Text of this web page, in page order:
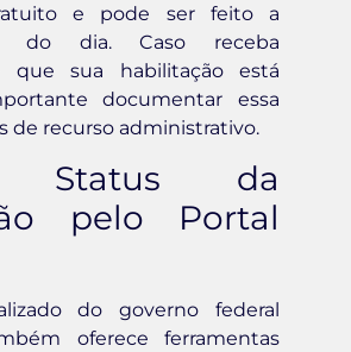
e pode ser feito a
do dia. Caso receba
que sua habilitação está
documentar essa
de recurso administrativo.
Status da
pelo Portal
do governo federal
oferece ferramentas